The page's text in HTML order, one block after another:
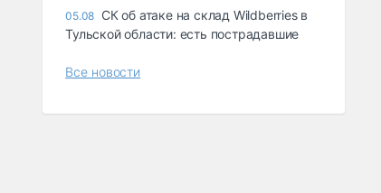
05.08 СК об атаке на склад Wildberries в
Тульской области: есть пострадавшие
Все новости